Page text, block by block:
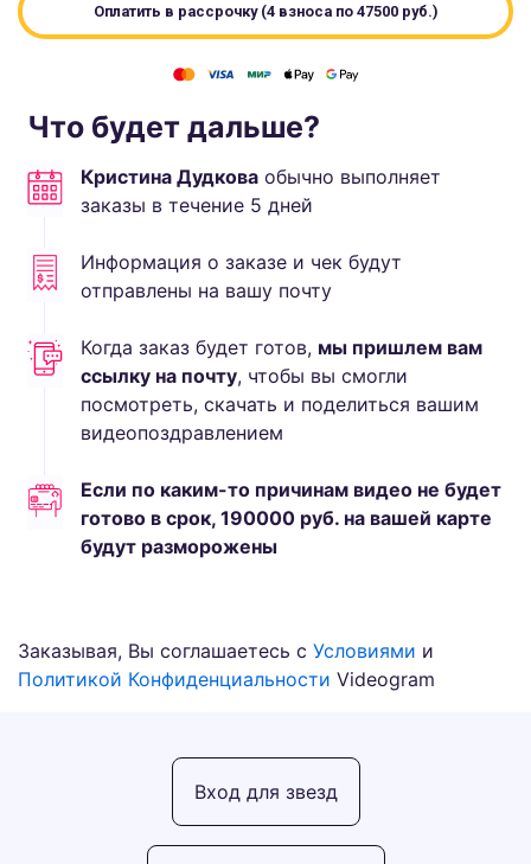
Оплатить в рассрочку (4 взноса по 47500руб.)
Что будет дальше?
Кристина Дудкова обычно выполняет
заказы в течение 5 дней
Информация о заказе и чек будут
отправлены на вашу почту
Когда заказ будет готов, мы пришлем вам
ссылку на почту, чтобы вы смогли
посмотреть, скачать и поделиться вашим
видеопоздравлением
Если по каким-то причинам видео не будет
готово в срок, 190000 руб. на вашей карте
будут разморожены
Заказывая, Вы соглашаетесь с Условиями и
Политикой Конфиденциальности Videogram
Вход для звезд